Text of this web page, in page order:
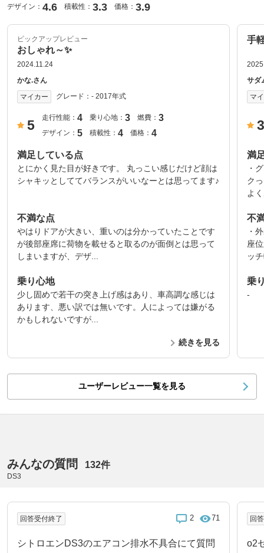
デザイン： 4.6 積載性： 3.3 価格： 3.9
ピックアップレビュー
おしゃれ～✨
2024.11.24
かな.さん
マイカー
グレード： - 2017年式
5
走行性能： 4 乗り心地： 3 燃費： 3
デザイン： 5 積載性： 4 価格： 4
満足している点
とにかく見た目が好きです。 丸っこい感じだけど顔は
シャキッとしててバランスがいいなーとは思ってます♪
不満な点
やはりドアが大きい、重いのは分かっていたことです
が後部座席に荷物を載せると取るのが面倒とは思って
しまいますが、デザ...
乗り心地
少し固めで若干の突き上げ感はあり、車高調な感じは
あります、悪い訳では無いです。人によっては嫌がる
かもしれないですが...
続きを見る
手
サダ
マ
満
・
ク
よ
不
・
座
ッ
乗
-
ユーザーレビュー一覧を見る
みんなの質問 132件
DS3
回答受付終了 2 71
シトロエンDS3のエアコン排水不具合にて質問
回
o2